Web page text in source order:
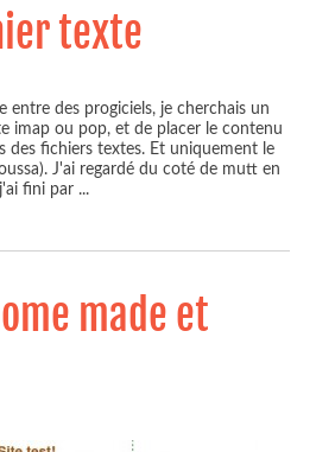
texte
entre des progiciels, je cherchais un
imap ou pop, et de placer le contenu
des fichiers textes. Et uniquement le
J'ai regardé du coté de mutt en
fini par ...
made et